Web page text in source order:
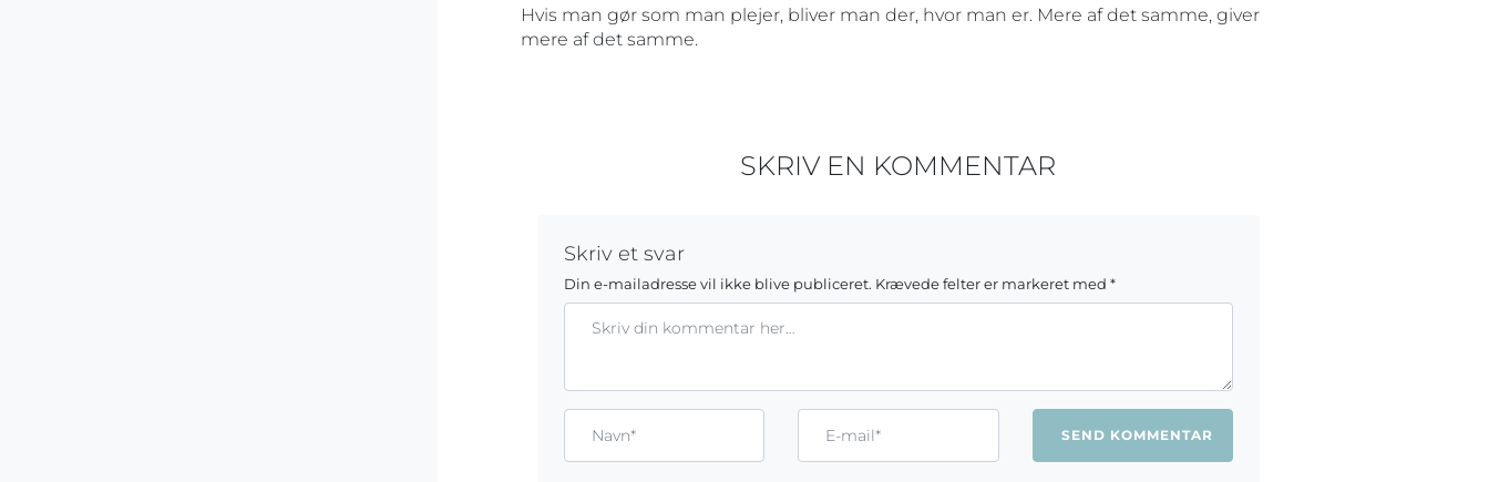
Hvis man gør som man plejer, bliver man der, hvor man er. Mere af det samme, giver
mere af det samme.
SKRIV EN KOMMENTAR
Skriv et svar
Din e-mailadresse vil ikke blive publiceret. Krævede felter er markeret med *